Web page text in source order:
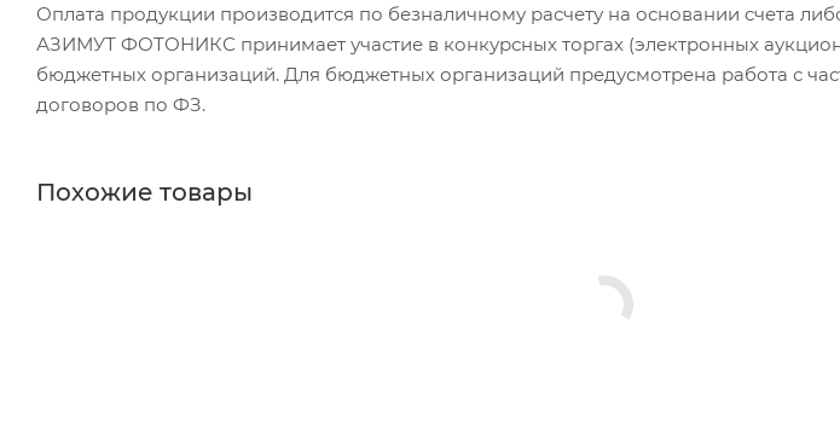
Оплата продукции производится по безналичному расчету на основании счета
АЗИМУТ ФОТОНИКС принимает участие в конкурсных торгах (электронных
бюджетных организаций. Для бюджетных организаций предусмотрена работа с
договоров по ФЗ.
Похожие товары